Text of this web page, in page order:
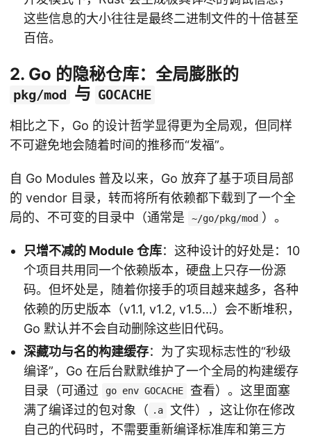
这些信息的大小往往是最终二进制文件的十倍甚至
百倍。
2. Go 的隐秘仓库：全局膨胀的
pkg/mod 与 GOCACHE
相比之下，Go 的设计哲学显得更为全局观，但同样
不可避免地会随着时间的推移而“发福”。
自 Go Modules 普及以来，Go 放弃了基于项目局部
的 vendor 目录，转而将所有依赖都下载到了一个全
局的、不可变的目录中（通常是
~/go/pkg/mod ）。
只增不减的 Module 仓库：这种设计的好处是：10
个项目共用同一个依赖版本，硬盘上只存一份源
码。但坏处是，随着你接手的项目越来越多，各种
依赖的历史版本（v1.1, v1.2, v1.5…）会不断堆积，
Go 默认并不会自动删除这些旧代码。
深藏功与名的构建缓存：为了实现标志性的“秒级
编译”，Go 在后台默默维护了一个全局的构建缓存
目录（可通过
go env GOCACHE
查看）。这里面塞
满了编译过的包对象（ .a
文件），这让你在修改
自己的代码时，不需要重新编译标准库和第三方